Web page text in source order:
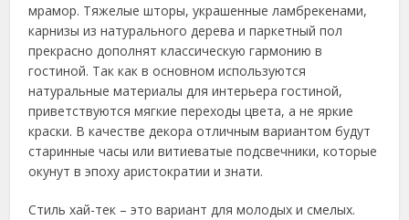
мрамор. Тяжелые шторы, украшенные ламбрекенами,
карнизы из натурального дерева и паркетный пол
прекрасно дополнят классическую гармонию в
гостиной. Так как в основном используются
натуральные материалы для интерьера гостиной,
приветствуются мягкие переходы цвета, а не яркие
краски. В качестве декора отличным вариантом будут
старинные часы или витиеватые подсвечники, которые
окунут в эпоху аристократии и знати.
Стиль хай-тек – это вариант для молодых и смелых.